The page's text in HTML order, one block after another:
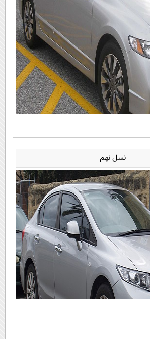
نسل نهم